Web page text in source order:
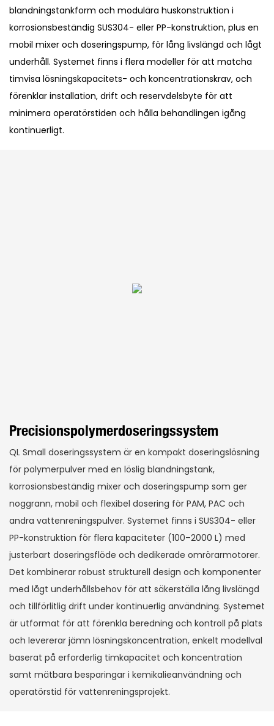
blandningstankform och modulära huskonstruktion i
korrosionsbeständig SUS304- eller PP-konstruktion, plus en
mobil mixer och doseringspump, för lång livslängd och lågt
underhåll. Systemet finns i flera modeller för att matcha
timvisa lösningskapacitets- och koncentrationskrav, och
förenklar installation, drift och reservdelsbyte för att
minimera operatörstiden och hålla behandlingen igång
kontinuerligt.
Precisionspolymerdoseringssystem
QL Small doseringssystem är en kompakt doseringslösning
för polymerpulver med en löslig blandningstank,
korrosionsbeständig mixer och doseringspump som ger
noggrann, mobil och flexibel dosering för PAM, PAC och
andra vattenreningspulver. Systemet finns i SUS304- eller
PP-konstruktion för flera kapaciteter (100–2000 L) med
justerbart doseringsflöde och dedikerade omrörarmotorer.
Det kombinerar robust strukturell design och komponenter
med lågt underhållsbehov för att säkerställa lång livslängd
och tillförlitlig drift under kontinuerlig användning. Systemet
är utformat för att förenkla beredning och kontroll på plats
och levererar jämn lösningskoncentration, enkelt modellval
baserat på erforderlig timkapacitet och koncentration
samt mätbara besparingar i kemikalieanvändning och
operatörstid för vattenreningsprojekt.